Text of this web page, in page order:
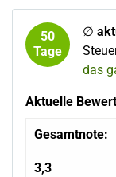
50
Tage
∅
das
Aktuelle
Gesamtnote:
3,3